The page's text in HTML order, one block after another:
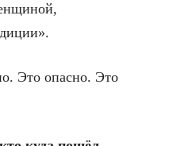
Это опасно. Это